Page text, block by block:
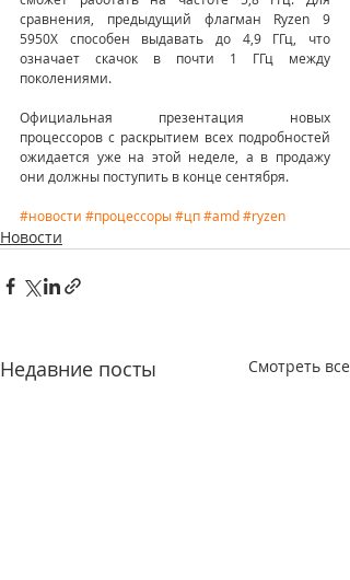
сравнения, предыдущий флагман Ryzen 9
5950X способен выдавать до 4,9 ГГц, что
означает скачок в почти 1 ГГц между
поколениями.
Официальная презентация новых
процессоров с раскрытием всех подробностей
ожидается уже на этой неделе, а в продажу
они должны поступить в конце сентября.
#новости #процессоры#цп#amd#ryzen
Новости
Недавние посты Смотреть все